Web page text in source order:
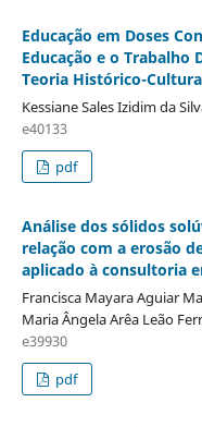
Educação em Doses
Educação e o Trabalho
Teoria Histórico-
Kessiane Sales Izidim da
e40133
pdf
Análise dos sólidos
relação com a erosão
aplicado à consultoria
Francisca Mayara Aguiar
Maria Ângela Arêa Leão
e39930
pdf